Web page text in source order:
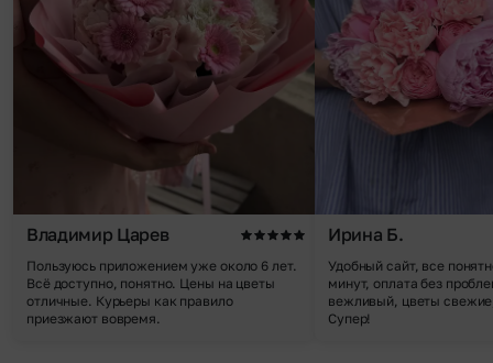
Владимир Царев
Пользуюсь приложением уже около 6 лет.
Всё доступно, понятно. Цены на цветы
отличные. Курьеры как правило
приезжают вовремя.
Ирина Б.
Удобный сайт, все
минут, оплата без
вежливый, цветы
Супер!